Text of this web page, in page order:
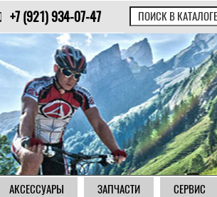
+7 (921) 934-07-47
АКСЕССУАРЫ ЗАПЧАСТИ СЕРВИС